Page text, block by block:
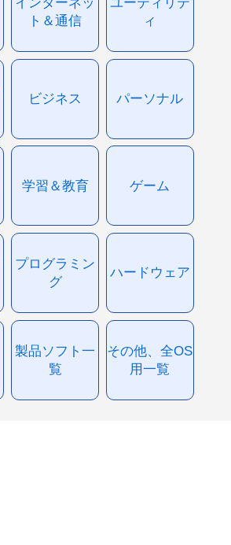
ト＆通信
ィ
ビジネス パーソナル
学習＆教育 ゲーム
プログラミン
グ
ハードウェア
製品ソフト一
覧
その他、全OS
用一覧